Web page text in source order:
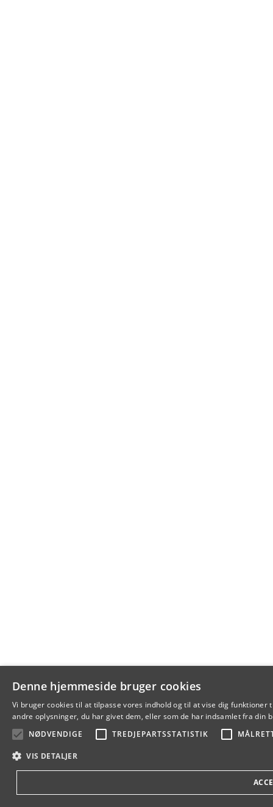
Denne hjemmeside bruger cookies
Vi bruger cookies til at tilpasse vores indhold og til at vise dig
andre oplysninger, du har givet dem, eller som de har indsamlet fra din
NØDVENDIGE
TREDJEPARTSSTATISTIK
VIS DETALJER